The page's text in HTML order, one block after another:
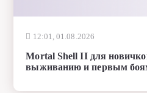
12:01, 01.08.2026
Mortal Shell II для
выживанию и первым